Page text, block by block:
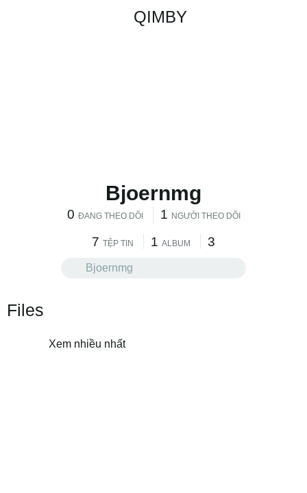
QIMBY
Bjoernmg
0 ĐANG THEO DÕI 1 NGƯỜI THEO DÕI
7 TỆP TIN 1 ALBUM 3
Files
Xem nhiều nhất